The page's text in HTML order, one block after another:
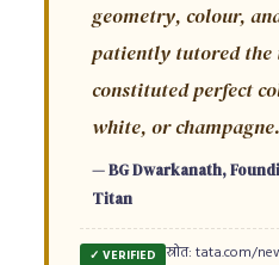
geometry, colour,
patiently tutored the
constituted perfect
white, or
— BG Dwarkanath,
Titan
✓ VERIFIED स्रोत: tata.com/